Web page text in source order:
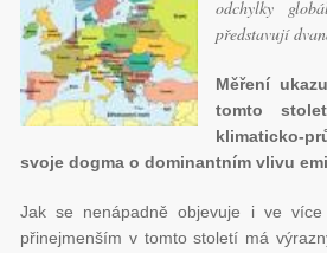
odchylky
představují
Měření
tomto
klimaticko-
svoje dogma o dominantním vlivu
Jak se nenápadně objevuje i ve
přinejmenším v tomto století má